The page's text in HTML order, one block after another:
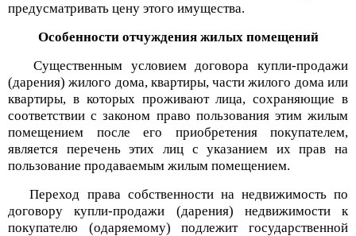
предусматривать цену этого имущества.
Особенности отчуждения жилых помещений
Существенным условием договора купли-продажи
(дарения) жилого дома, квартиры, части жилого дома или
квартиры, в которых проживают лица, сохраняющие в
соответствии с законом право пользования этим жилым
помещением после его приобретения покупателем,
является перечень этих лиц с указанием их прав на
пользование продаваемым жилым помещением.
Переход права собственности на недвижимость по
договору купли-продажи (дарения) недвижимости к
покупателю (одаряемому) подлежит государственной